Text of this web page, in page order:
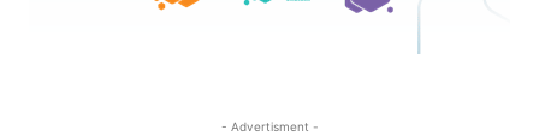
- Advertisment -